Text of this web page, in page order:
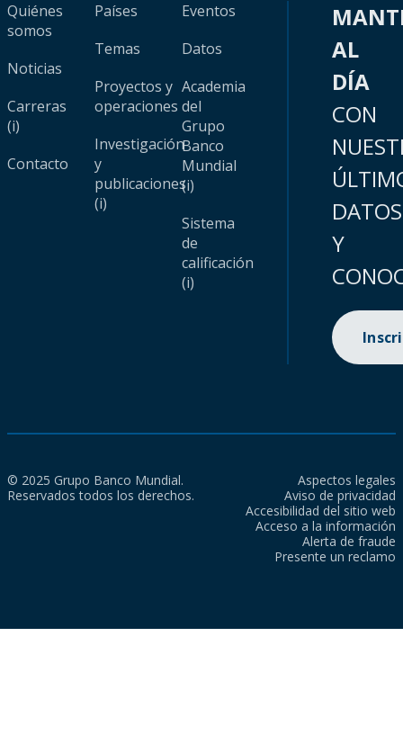
Quiénes
somos
Noticias
Carreras
(i)
Contacto
Países
Temas
Proyectos y
operaciones
Investigación
y
publicaciones
(i)
Eventos
Datos
Academia
del
Grupo
Banco
Mundial
(i)
Sistema
de
calificación
(i)
AL
DÍA
CON
DATOS
Y
© 2025 Grupo Banco Mundial.
Reservados todos los derechos.
Aspectos legales
Aviso de privacidad
Accesibilidad del sitio web
Acceso a la información
Alerta de fraude
Presente un reclamo